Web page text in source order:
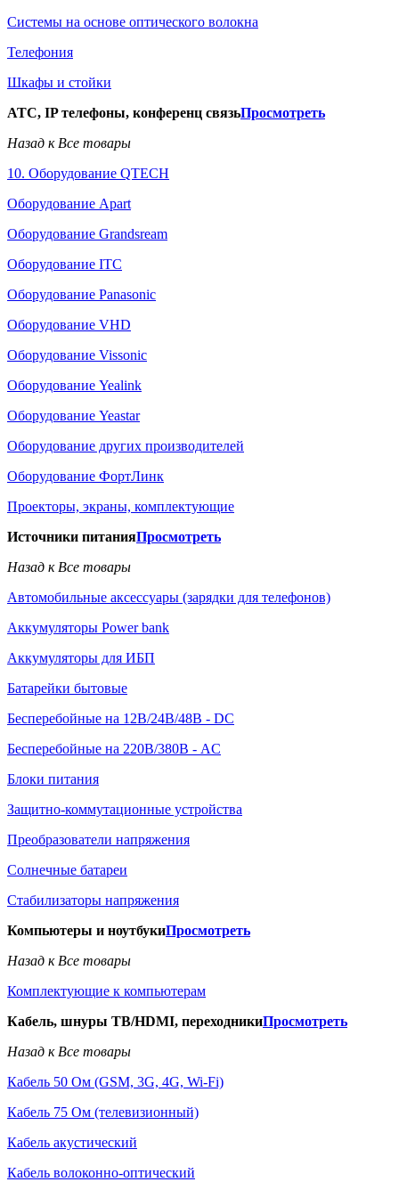
Системы на основе оптического волокна
Телефония
Шкафы и стойки
АТС, IP телефоны, конференц связьПросмотреть
Назад к Все товары
10. Оборудование QTECH
Оборудование Apart
Оборудование Grandsream
Оборудование ITC
Оборудование Panasonic
Оборудование VHD
Оборудование Vissonic
Оборудование Yealink
Оборудование Yeastar
Оборудование других производителей
Оборудование ФортЛинк
Проекторы, экраны, комплектующие
Источники питанияПросмотреть
Назад к Все товары
Автомобильные аксессуары (зарядки для телефонов)
Аккумуляторы Power bank
Аккумуляторы для ИБП
Батарейки бытовые
Бесперебойные на 12В/24В/48В - DC
Бесперебойные на 220В/380В - AC
Блоки питания
Защитно-коммутационные устройства
Преобразователи напряжения
Солнечные батареи
Стабилизаторы напряжения
Компьютеры и ноутбукиПросмотреть
Назад к Все товары
Комплектующие к компьютерам
Кабель, шнуры ТВ/HDMI, переходникиПросмотреть
Назад к Все товары
Кабель 50 Ом (GSM, 3G, 4G, Wi-Fi)
Кабель 75 Ом (телевизионный)
Кабель акустический
Кабель волоконно-оптический